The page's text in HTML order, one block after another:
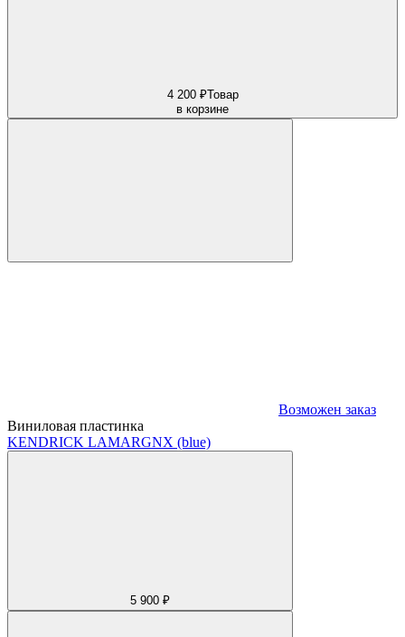
4 200 ₽Товар
в корзине
Возможен заказ
Виниловая пластинка
KENDRICK LAMARGNX (blue)
5 900 ₽